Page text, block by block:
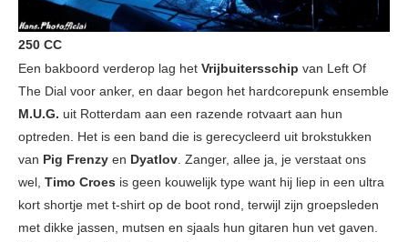
250 CC
Een bakboord verderop lag het Vrijbuitersschip van Left Of
The Dial voor anker, en daar begon het hardcorepunk ensemble
M.U.G. uit Rotterdam aan een razende rotvaart aan hun
optreden. Het is een band die is gerecycleerd uit brokstukken
van Pig Frenzy en Dyatlov. Zanger, allee ja, je verstaat ons
wel, Timo Croes is geen kouwelijk type want hij liep in een ultra
kort shortje met t-shirt op de boot rond, terwijl zijn groepsleden
met dikke jassen, mutsen en sjaals hun gitaren hun vet gaven.